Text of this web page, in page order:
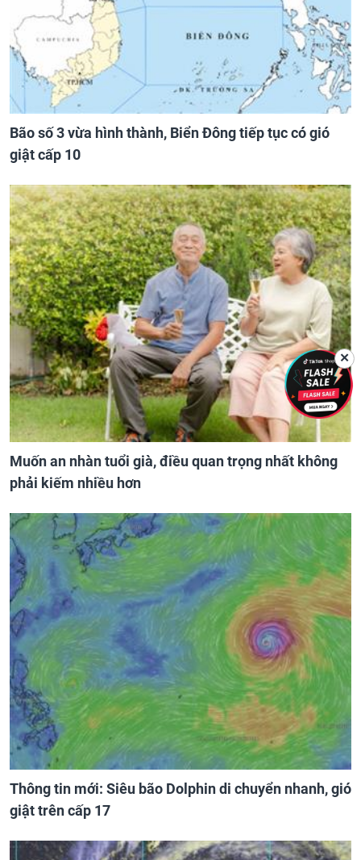
Bão số 3 vừa hình thành, Biển Đông tiếp tục có gió
giật cấp 10
Muốn an nhàn tuổi già, điều quan trọng nhất không
phải kiếm nhiều hơn
Thông tin mới: Siêu bão Dolphin di chuyển nhanh, gió
giật trên cấp 17
✕